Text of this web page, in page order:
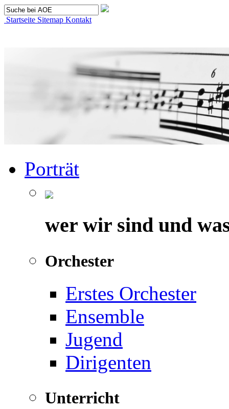
Startseite Sitemap Kontakt
Porträt
wer wir sind und
Orchester
Erstes Orchester
Ensemble
Jugend
Dirigenten
Unterricht